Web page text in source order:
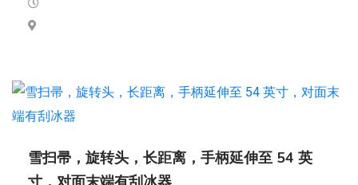
雪扫帚，旋转头，长距离，手柄延伸至 54 英